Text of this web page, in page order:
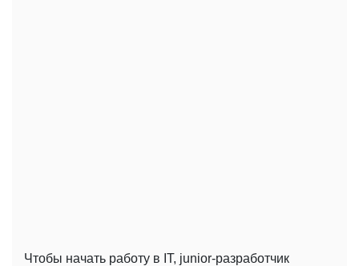
Чтобы начать работу в IT, junior-разработчик